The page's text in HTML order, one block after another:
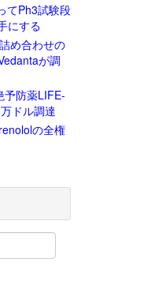
てPh3試験段
にする
め合わせの
が調
予防薬LIFE-
ドル調達
の全権